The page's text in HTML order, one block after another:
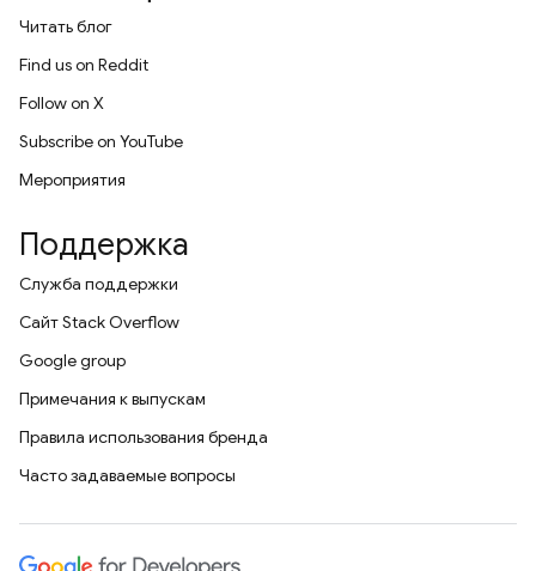
Читать блог
Find us on Reddit
Follow on X
Subscribe on YouTube
Мероприятия
Поддержка
Служба поддержки
Сайт Stack Overflow
Google group
Примечания к выпускам
Правила использования бренда
Часто задаваемые вопросы